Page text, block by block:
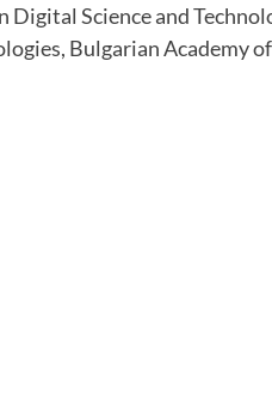
Science and
Bulgarian Academy of